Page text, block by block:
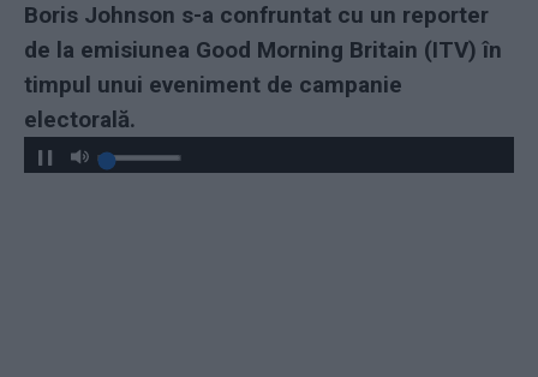
Boris Johnson s-a confruntat cu un reporter
de la emisiunea Good Morning Britain (ITV) în
timpul unui eveniment de campanie
electorală.